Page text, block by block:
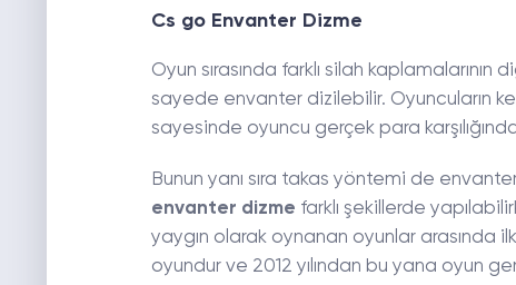
Cs go Envanter Dizme
Oyun sırasında farklı silah
sayede envanter dizilebilir. Oyuncuların
sayesinde oyuncu gerçek para
Bunun yanı sıra takas yöntemi de
envanter dizme farklı şekillerde
yaygın olarak oynanan oyunlar arasında
oyundur ve 2012 yılından bu yana oyun